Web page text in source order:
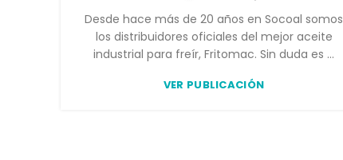
Desde hace más de 20 años en Socoal somos
los distribuidores oficiales del mejor aceite
industrial para freír, Fritomac. Sin duda es ...
VER PUBLICACIÓN